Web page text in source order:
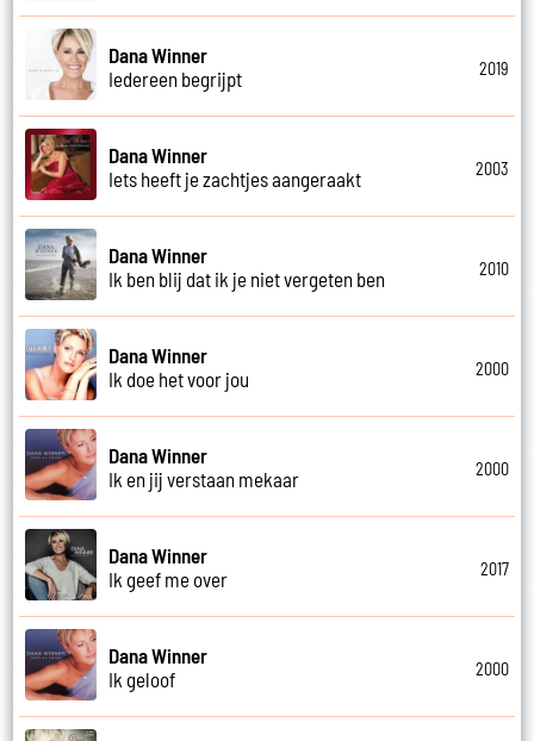
Dana Winner
Iedereen begrijpt
2019
Dana Winner
Iets heeft je zachtjes aangeraakt
2003
Dana Winner
Ik ben blij dat ik je niet vergeten ben
2010
Dana Winner
Ik doe het voor jou
2000
Dana Winner
Ik en jij verstaan mekaar
2000
Dana Winner
Ik geef me over
2017
Dana Winner
Ik geloof
2000